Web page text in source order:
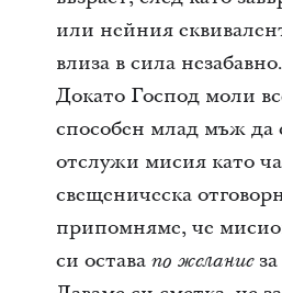
или нейния
влиза в сила незабавно.
Докато Господ моли
способен млад мъж да
отслужи мисия като
свещеническа
припомняме, че
си остава по желание